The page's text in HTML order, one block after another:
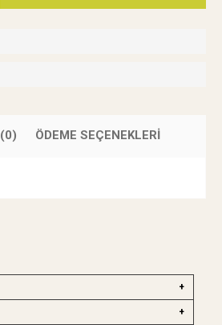
(0) ÖDEME SEÇENEKLERI